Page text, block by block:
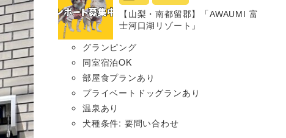
【山梨・南都留郡】「AWAUMI 富
士河口湖リゾート」
グランピング
同室宿泊OK
部屋食プランあり
プライベートドッグランあり
温泉あり
犬種条件: 要問い合わせ